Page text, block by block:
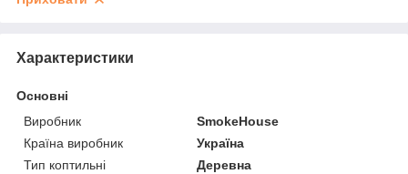
Характеристики
Основні
Виробник
SmokeHouse
Країна виробник
Україна
Тип коптильні
Деревна